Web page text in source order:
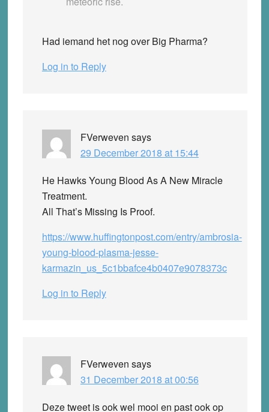
Had iemand het nog over Big Pharma?
Log in to Reply
FVerweven says
29 December 2018 at 15:44
He Hawks Young Blood As A New Miracle
Treatment.
All That’s Missing Is Proof.
https://www.huffingtonpost.com/entry/ambrosia-
young-blood-plasma-jesse-
karmazin_us_5c1bbafce4b0407e9078373c
Log in to Reply
FVerweven says
31 December 2018 at 00:56
Deze tweet is ook wel mooi en past ook op